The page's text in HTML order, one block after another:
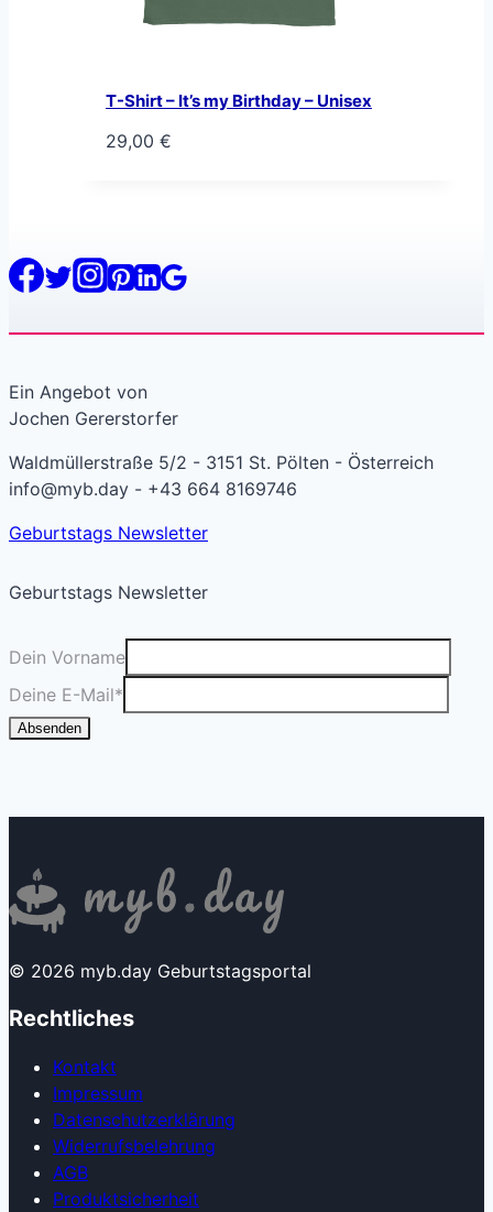
T-Shirt – It’s my Birthday – Unisex
29,00 €
Ein Angebot von
Jochen Gererstorfer
Waldmüllerstraße 5/2 - 3151 St. Pölten - Österreich
info@myb.day - +43 664 8169746
Geburtstags Newsletter
Geburtstags Newsletter
Dein Vorname
Deine E-Mail*
Absenden
© 2026 myb.day Geburtstagsportal
Rechtliches
Kontakt
Impressum
Datenschutzerklärung
Widerrufsbelehrung
AGB
Produkt­sicherheit